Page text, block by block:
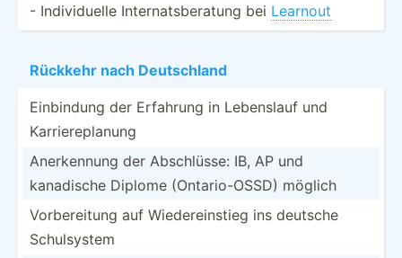
- Indivi­duelle Intern­ats­ber­atung bei Learnout
Rückkehr nach Deutsc­hland
Einbindung der Erfahrung in Lebenslauf und
Karrie­rep­lanung
Anerke­nnung der Abschl­üsse: IB, AP und
kanadische Diplome (Ontar­io-­OSSD) möglich
Vorber­eitung auf Wieder­ein­stieg ins deutsche
Schuls­ystem